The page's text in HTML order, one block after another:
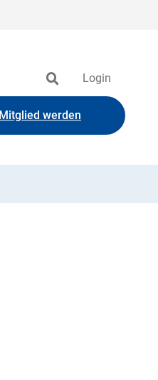
Login
Mitglied werden